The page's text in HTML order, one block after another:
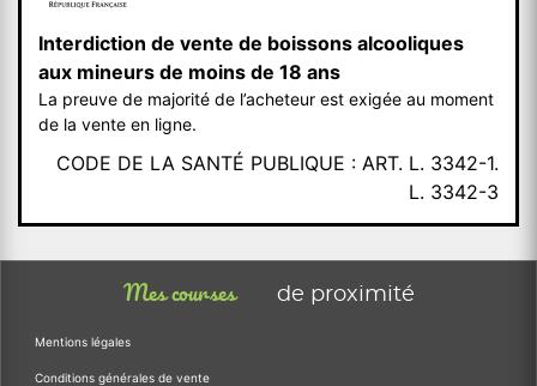
Interdiction de vente de boissons alcooliques
aux mineurs de moins de 18 ans
La preuve de majorité de l’acheteur est exigée au moment
de la vente en ligne.
CODE DE LA SANTÉ PUBLIQUE : ART. L. 3342-1.
L. 3342-3
Mes courses de proximité
Mentions légales
Conditions générales de vente